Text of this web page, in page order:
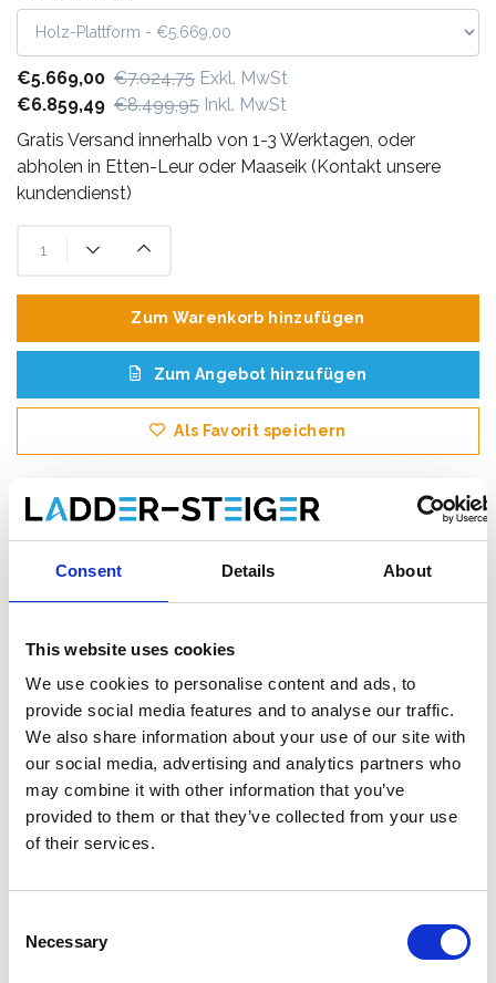
Consent Details About
This website uses cookies
We use cookies to personalise content and ads, to
provide social media features and to analyse our traffic.
We also share information about your use of our site with
our social media, advertising and analytics partners who
may combine it with other information that you’ve
provided to them or that they’ve collected from your use
of their services.
Selection
Necessary
€5.669,00 €7.024,75 Exkl. MwSt
€6.859,49 €8.499,95 Inkl. MwSt
Gratis Versand innerhalb von 1-3 Werktagen, oder
abholen in Etten-Leur oder Maaseik (Kontakt unsere
kundendienst)
Zum Warenkorb hinzufügen
Zum Angebot hinzufügen
Als Favorit speichern
Produktinformation Ähnliche Produkte
Beschreibung
DasASC AGS (Advantaged Guardrail System) Rollgerüst
erfüllt die neue Norm. Ab dem 1. Januar 2018 muss beim
Betreten der nächsten Plattform in einem Rollgerüst immer ein
Handlauf vorhanden sein. Bei diesem AGS-Rollgerüst ist vor
dem Aufsteigen immer ein Handlauf vorhanden.
Dieses professionelle AGS Rollgerüst
mit vorlaufende
Sie haben die Wahl zwischen Bühne mit Holzbelag oder
Carbonbelag. Eine
Plattform mit Carbonboden ist 25%